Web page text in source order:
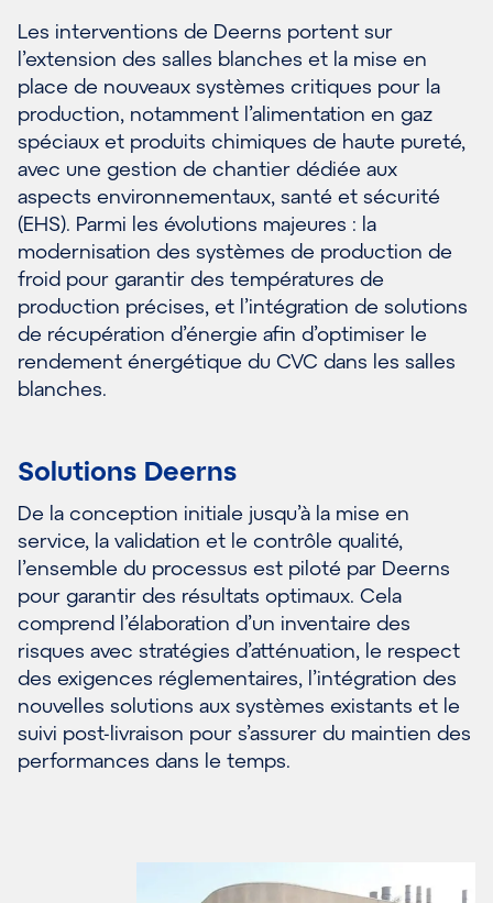
Les interventions de Deerns portent sur
l’extension des salles blanches et la mise en
place de nouveaux systèmes critiques pour la
production, notamment l’alimentation en gaz
spéciaux et produits chimiques de haute pureté,
avec une gestion de chantier dédiée aux
aspects environnementaux, santé et sécurité
(EHS). Parmi les évolutions majeures : la
modernisation des systèmes de production de
froid pour garantir des températures de
production précises, et l’intégration de solutions
de récupération d’énergie afin d’optimiser le
rendement énergétique du CVC dans les salles
blanches.
Solutions Deerns
De la conception initiale jusqu’à la mise en
service, la validation et le contrôle qualité,
l’ensemble du processus est piloté par Deerns
pour garantir des résultats optimaux. Cela
comprend l’élaboration d’un inventaire des
risques avec stratégies d’atténuation, le respect
des exigences réglementaires, l’intégration des
nouvelles solutions aux systèmes existants et le
suivi post-livraison pour s’assurer du maintien des
performances dans le temps.